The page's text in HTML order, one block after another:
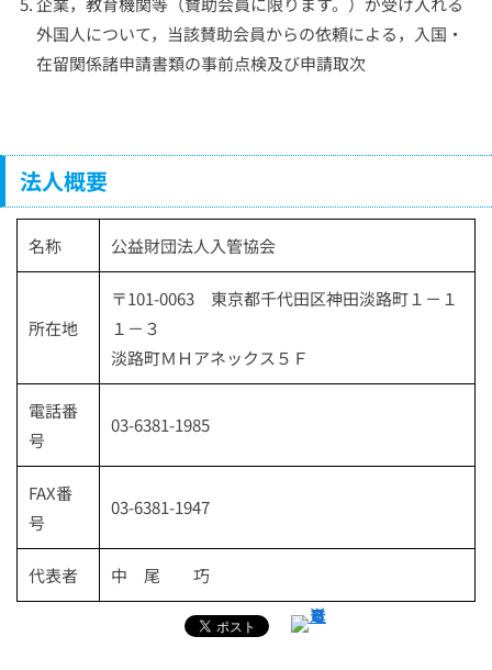
外国人について，当該賛助会員からの依頼による，入国・
在留関係諸申請書類の事前点検及び申請取次
法人概要
名称 公益財団法人入管協会
所在地
〒101-0063 東京都千代田区神田淡路町１－１
１－３
淡路町ＭＨアネックス５Ｆ
電話番
号
03-6381-1985
FAX番
号
03-6381-1947
代表者 中 尾 巧